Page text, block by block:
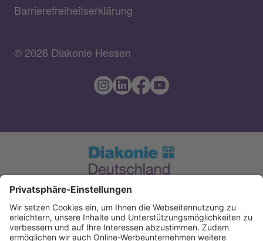
Barrierefreiheitserklärung
© 2026 Diakonie Hessen